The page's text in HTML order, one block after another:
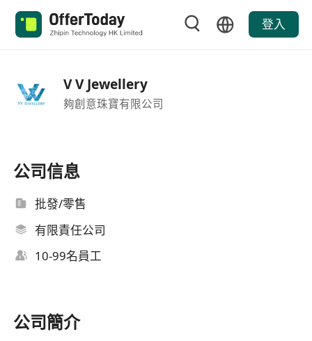
登入
V V Jewellery
夠創意珠寶有限公司
公司信息
批發/零售
有限責任公司
10-99名員工
公司簡介